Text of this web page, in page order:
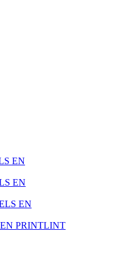
EN
EN
EN
EN PRINTLINT